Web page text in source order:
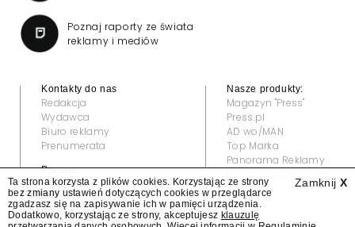
Poznaj raporty ze świata
reklamy i mediów
Kontakty do nas
Redakcja
Wydawca
Biuro reklamy
Prenumerata
Prawne:
Regulamin
Klauzula informacyjna
Nasze produkty:
Magazyn "Press"
Press.pl
AD wo/MAN
Top Marka
Panorama Reklamy
© 2022 — All rights reserved
Zamknij X
Ta strona korzysta z plików cookies. Korzystając ze strony
bez zmiany ustawień dotyczących cookies w przeglądarce
zgadzasz się na zapisywanie ich w pamięci urządzenia.
Dodatkowo, korzystając ze strony, akceptujesz klauzulę